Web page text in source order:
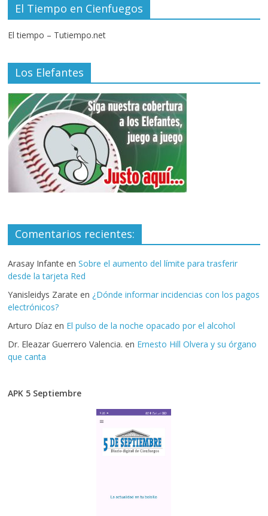
El Tiempo en Cienfuegos
El tiempo – Tutiempo.net
Los Elefantes
Comentarios recientes:
Arasay Infante enSobre el aumento del límite para trasferir
desde la tarjeta Red
Yanisleidys Zarate en ¿Dónde informar incidencias con los pagos
electrónicos?
Arturo Díaz en El pulso de la noche opacado por el alcohol
Dr. Eleazar Guerrero Valencia. en Ernesto Hill Olvera y su órgano
que canta
APK 5 Septiembre